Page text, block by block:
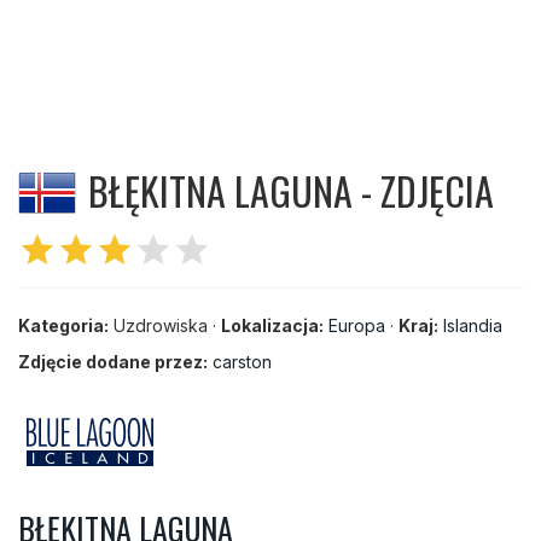
BŁĘKITNA LAGUNA - ZDJĘCIA
starstarstar star star
Kategoria: Uzdrowiska · Lokalizacja: Europa · Kraj: Islandia
Zdjęcie dodane przez: carston
BŁĘKITNA LAGUNA